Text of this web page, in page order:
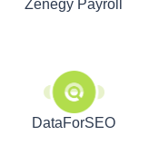
Zenegy Payroll
DataForSEO